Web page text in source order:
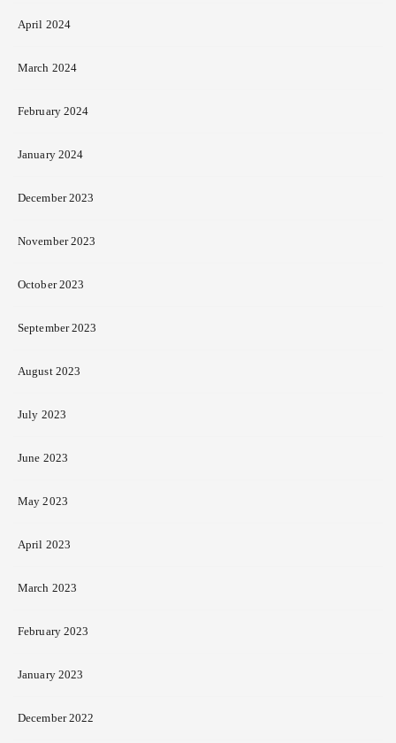
April 2024
March 2024
February 2024
January 2024
December 2023
November 2023
October 2023
September 2023
August 2023
July 2023
June 2023
May 2023
April 2023
March 2023
February 2023
January 2023
December 2022